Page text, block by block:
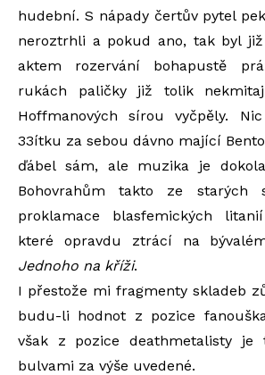
hudební. S nápady čertův pytel
neroztrhli a pokud ano, tak byl
aktem rozervání bohapustě
rukách paličky již tolik
Hoffmanových sírou vyčpěly.
33ítku za sebou dávno mající
ďábel sám, ale muzika je
Bohovrahům takto ze starých
proklamace blasfemických
které opravdu ztrácí na
Jednoho na kříži.
I přestože mi fragmenty skladeb
budu-li hodnot z pozice
však z pozice deathmetalisty je
bulvami za výše uvedené.